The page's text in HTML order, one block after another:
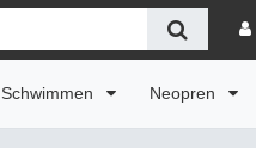
Schwimmen Neopren